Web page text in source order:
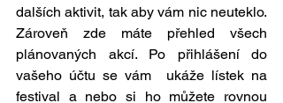
dalších aktivit, tak aby vám nic neuteklo.
Zároveň zde máte přehled všech
plánovaných akcí. Po přihlášení do
vašeho účtu se vám  ukáže lístek na
festival a nebo si ho můžete rovnou